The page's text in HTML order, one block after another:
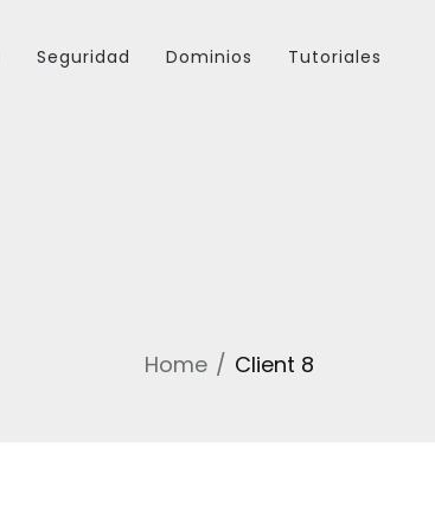
Seguridad Dominios Tutoriales
Home Client 8